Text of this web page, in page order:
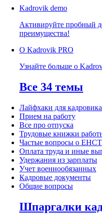
Kadrovik demo
Активируйте пробный
преимущества!
О Kadrovik PRO
Узнайте больше о
Все 34 темы
Лайфхаки для кадровика
Прием на работу
Все про отпуска
Трудовые книжки
Частые вопросы о ЕНСТ
Оплата труда и иные
Удержания из зарплаты
Учет военнообязанных
Кадровые документы
Общие вопросы
Шпаргалки